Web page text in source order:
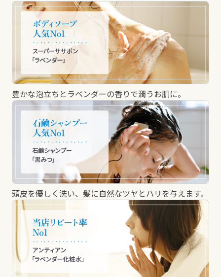
豊かな泡立ちとラベンダーの香りで潤うお肌に。
頭皮を優しく洗い、髪に自然なツヤとハリを与えます。